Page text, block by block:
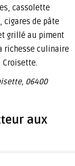
cassolette
cigares de pâte
grillé au piment
richesse culinaire
06400
aux